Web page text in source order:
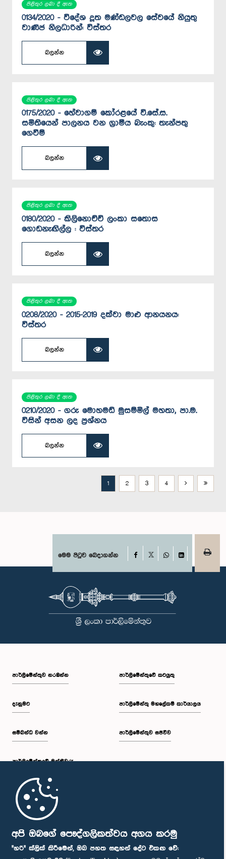
අපි ඔබගේ පෞද්ගලිකත්වය අගය කරමු
"හරි" ක්ලික් කිරීමෙන්, ඔබ පහත සඳහන් දේට එකඟ වේ:
පිළිතුර ලබා දී ඇත
0134/2020 - විදේශ දූත මණ්ඩලවල සේවයේ නියුතු
වාණිජ නිලධාරින්: විස්තර
බලන්න
පිළිතුර ලබා දී ඇත
0175/2020 - හේවාගම් කෝරළයේ වි.සේ.ස.
සමිතියෙන් පාලනය වන ග්‍රාමීය බැංකු: තැන්පතු
ගෙවීම්
බලන්න
පිළිතුර ලබා දී ඇත
0180/2020 - කිලිනොච්චි ලංකා සතොස
ගොඩනැඟිල්ල : විස්තර
බලන්න
පිළිතුර ලබා දී ඇත
0208/2020 - 2015-2019 දක්වා මාළු ආනයනය:
විස්තර
බලන්න
පිළිතුර ලබා දී ඇත
0210/2020 - ගරු මොහමඩ් මුසම්මිල් මහතා, පා.ම.
විසින් අසන ලද ප්‍රශ්නය
බලන්න
1 2 3 4
මෙම පිටුව බෙදාගන්න Facebook
WhatsAppLinkedIn
පාර්ලි‌මේන්තුව නරඹන්න
දැනුමට
සම්බන්ධ වන්න
පාර්ලි‌මේන්තුවේ මන්ත්‍රීවරු
මුල් පිටුව
පාර්ලිමේන්තුවේ කටයුතු
පාර්ලිමේන්තු මහලේකම් කාර්යාලය
පාර්ලිමේන්තුව සජීවීව
පාර්ලිමේන්තු ජංගම යෙදුම